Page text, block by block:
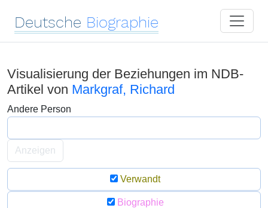
Deutsche Biographie
Visualisierung der Beziehungen im NDB-
Artikel von Markgraf, Richard
Andere Person
Anzeigen
Verwandt
Biographie